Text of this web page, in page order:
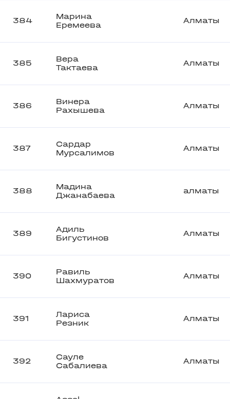
384
Марина
Еремеева
Алматы
385
Вера
Тактаева
Алматы
386
Винера
Рахышева
Алматы
387
Сардар
Мурсалимов
Алматы
388
Мадина
Джанабаева
алматы
389
Адиль
Бигустинов
Алматы
390
Равиль
Шахмуратов
Алматы
391
Лариса
Резник
Алматы
392
Сауле
Сабалиева
Алматы